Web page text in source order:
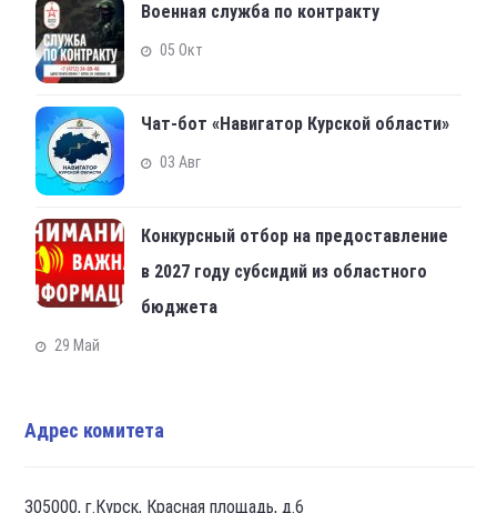
Военная служба по контракту
05 Окт
Чат-бот «Навигатор Курской области»
03 Авг
Конкурсный отбор на предоставление
в 2027 году субсидий из областного
бюджета
29 Май
Адрес комитета
305000, г.Курск, Красная площадь, д.6